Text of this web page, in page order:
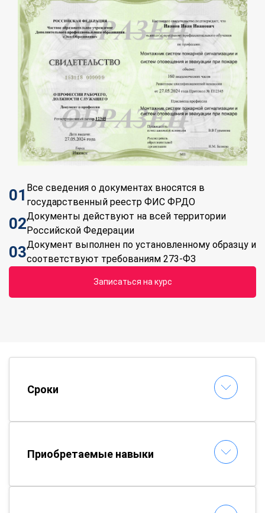
01 Все сведения о документах вносятся в
государственный реестр ФИС ФРДО
02Документы действуют на всей территории
Российской Федерации
03Документ выполнен по установленному образцу и
соответствуют требованиям 273-ФЗ
Записаться на курс
Сроки
Приобретаемые навыки